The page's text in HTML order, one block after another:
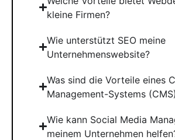
kleine Firmen?
Wie unterstützt SEO meine
Unternehmenswebsite?
Was sind die Vorteile eines
Management-Systems
Wie kann Social Media
meinem Unternehmen